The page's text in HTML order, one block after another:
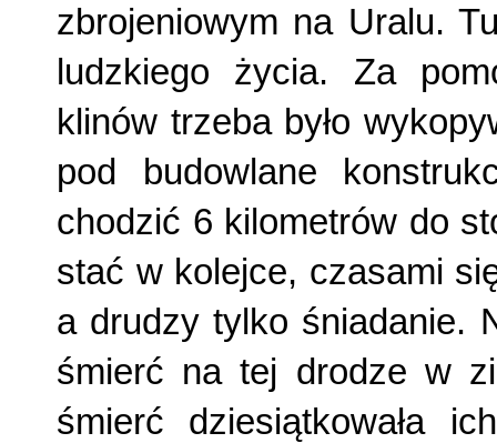
zbrojeniowym na Uralu.
ludzkiego życia. Za
klinów trzeba było
pod budowlane
chodzić 6 kilometrów do
stać w kolejce, czasami
a drudzy tylko śniadanie.
śmierć na tej drodze w
śmierć dziesiątkowała